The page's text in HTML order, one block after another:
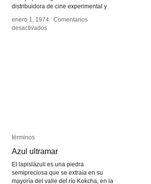
distribuidora de cine experimental y
enero 1, 1974 / Comentarios
desactivadosen
enero 1, 1974 / Comentarios
desactivadosen
términos
Azul ultramar
El lapislázuli es una piedra
semipreciosa que se extraía en su
mayoría del valle del río Kokcha, en la
términos
Azul ultramar